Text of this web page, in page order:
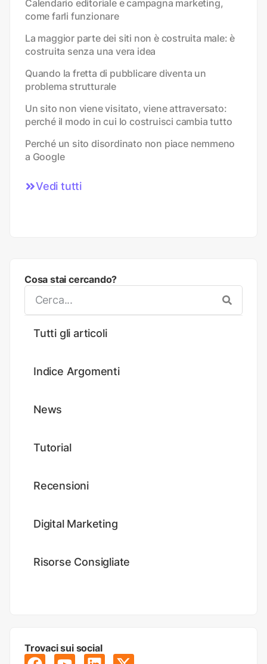
Calendario editoriale e campagna marketing,
come farli funzionare
La maggior parte dei siti non è costruita male: è
costruita senza una vera idea
Quando la fretta di pubblicare diventa un
problema strutturale
Un sito non viene visitato, viene attraversato:
perché il modo in cui lo costruisci cambia tutto
Perché un sito disordinato non piace nemmeno
a Google
Vedi tutti
Cosa stai cercando?
Tutti gli articoli
Indice Argomenti
News
Tutorial
Recensioni
Digital Marketing
Risorse Consigliate
Trovaci sui social